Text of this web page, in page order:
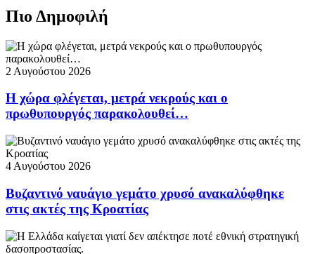
Πιο Δημοφιλή
2 Αυγούστου 2026
Η χώρα φλέγεται, μετρά νεκρούς και ο
πρωθυπουργός παρακολουθεί…
4 Αυγούστου 2026
Βυζαντινό ναυάγιο γεμάτο χρυσό ανακαλύφθηκε
στις ακτές της Κροατίας